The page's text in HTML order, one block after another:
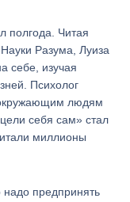
полгода. Читая
Разума, Луиза
себе, изучая
Психолог
окружающим людям
себя сам» стал
миллионы
надо предпринять